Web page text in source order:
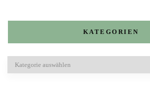
KATEGORIEN